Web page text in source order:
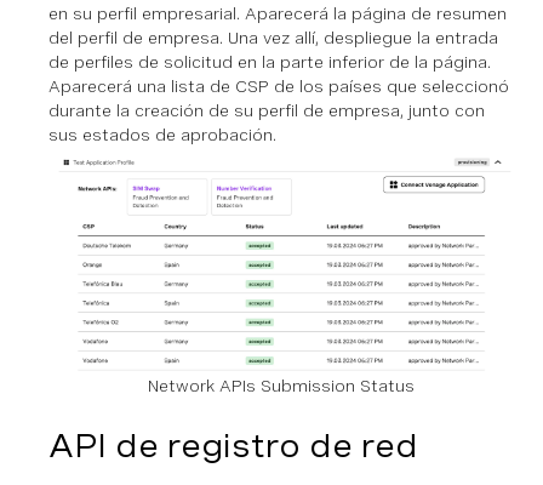
en su perfil empresarial. Aparecerá la página de resumen
del perfil de empresa. Una vez allí, despliegue la entrada
de perfiles de solicitud en la parte inferior de la página.
Aparecerá una lista de CSP de los países que seleccionó
durante la creación de su perfil de empresa, junto con
sus estados de aprobación.
Network APIs Submission Status
API de registro de red